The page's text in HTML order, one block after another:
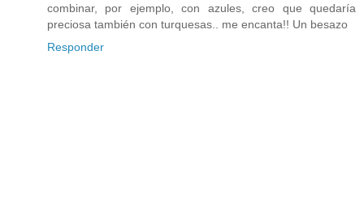
combinar, por ejemplo, con azules, creo que quedaría
preciosa también con turquesas.. me encanta!! Un besazo
Responder